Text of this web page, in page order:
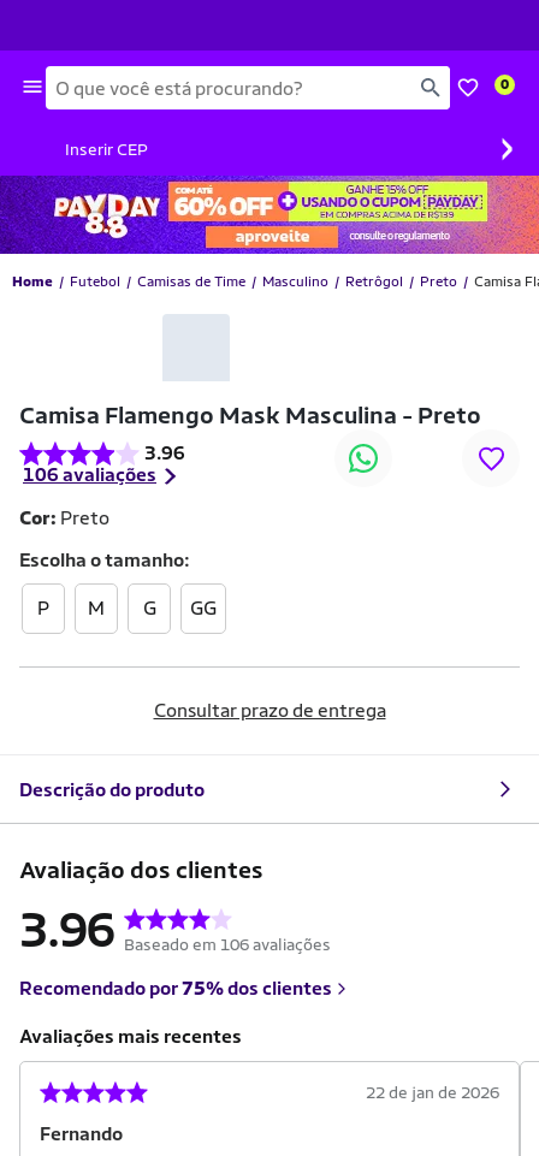
Busca 0
Inserir CEP ›
Home Futebol Camisas de Time Masculino Retrôgol Preto Camisa
Camisa Flamengo Mask Masculina - Preto
3.96
106 avaliações
-10% OFF
Cor: Preto
Escolha otamanho
P M G GG
Consultar prazo de entrega
Descrição do produto
Avaliação dos clientes
3.96 Baseado em 106 avaliações
Recomendado por75%dos clientes
Avaliações mais recentes
Fernando
22 de jan de 2026